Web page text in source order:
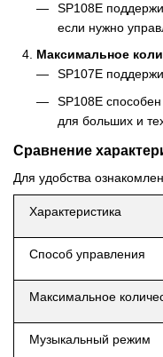
SP108E
если нужно
Максимальное
SP107E
SP108E
для больших и
Сравнение
Для удобства
Характеристика
Способ управления
Максимальное
Музыкальный режим